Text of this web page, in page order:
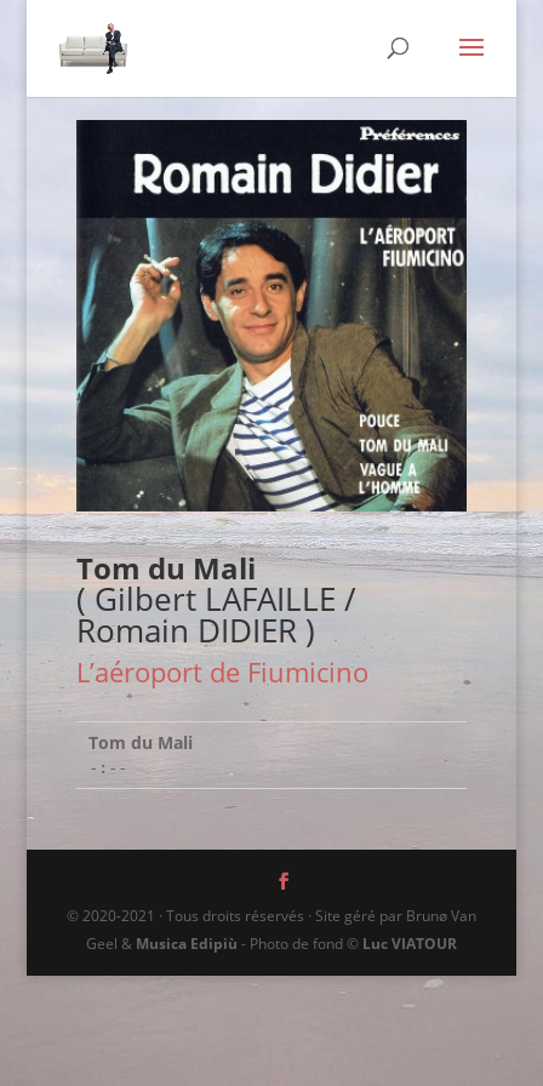
Tom du Mali
( Gilbert LAFAILLE /
Romain DIDIER )
L’aéroport de Fiumicino
Tom du Mali
-:--
© 2020-2021 · Tous droits réservés · Site géré par Brunø Van
Geel & Musica Edipiù - Photo de fond © Luc VIATOUR